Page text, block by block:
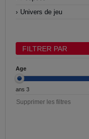
Univers de jeu
FILTRER PAR
Age
ans 3
Supprimer les filtres